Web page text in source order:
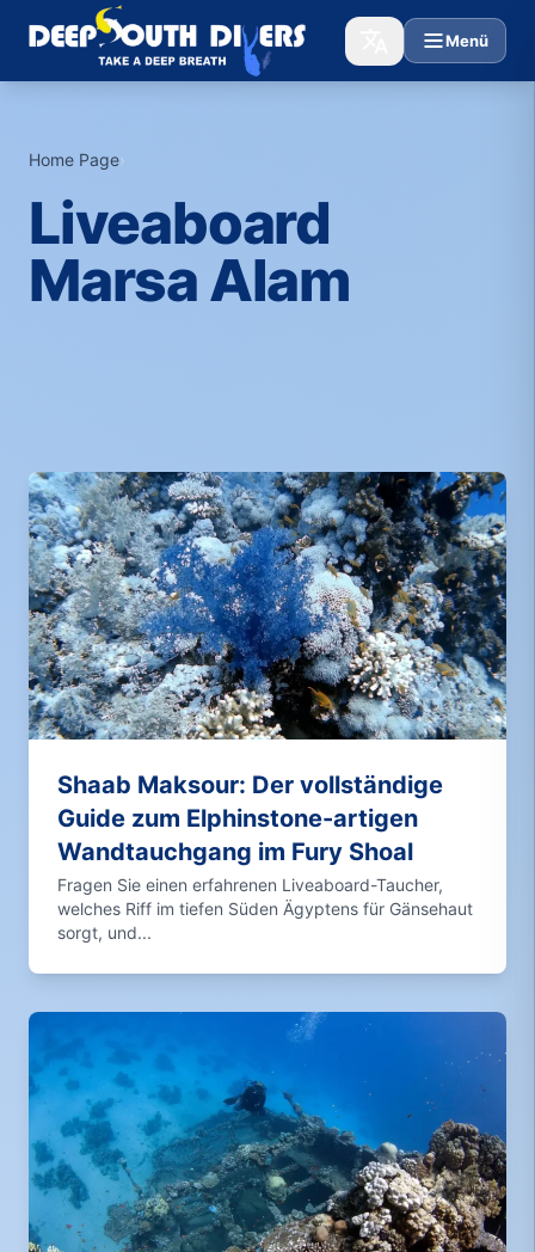
Menü
Home Page›
Liveaboard
Marsa Alam
Shaab Maksour: Der vollständige
Guide zum Elphinstone-artigen
Wandtauchgang im Fury Shoal
Fragen Sie einen erfahrenen Liveaboard-Taucher,
welches Riff im tiefen Süden Ägyptens für Gänsehaut
sorgt, und...